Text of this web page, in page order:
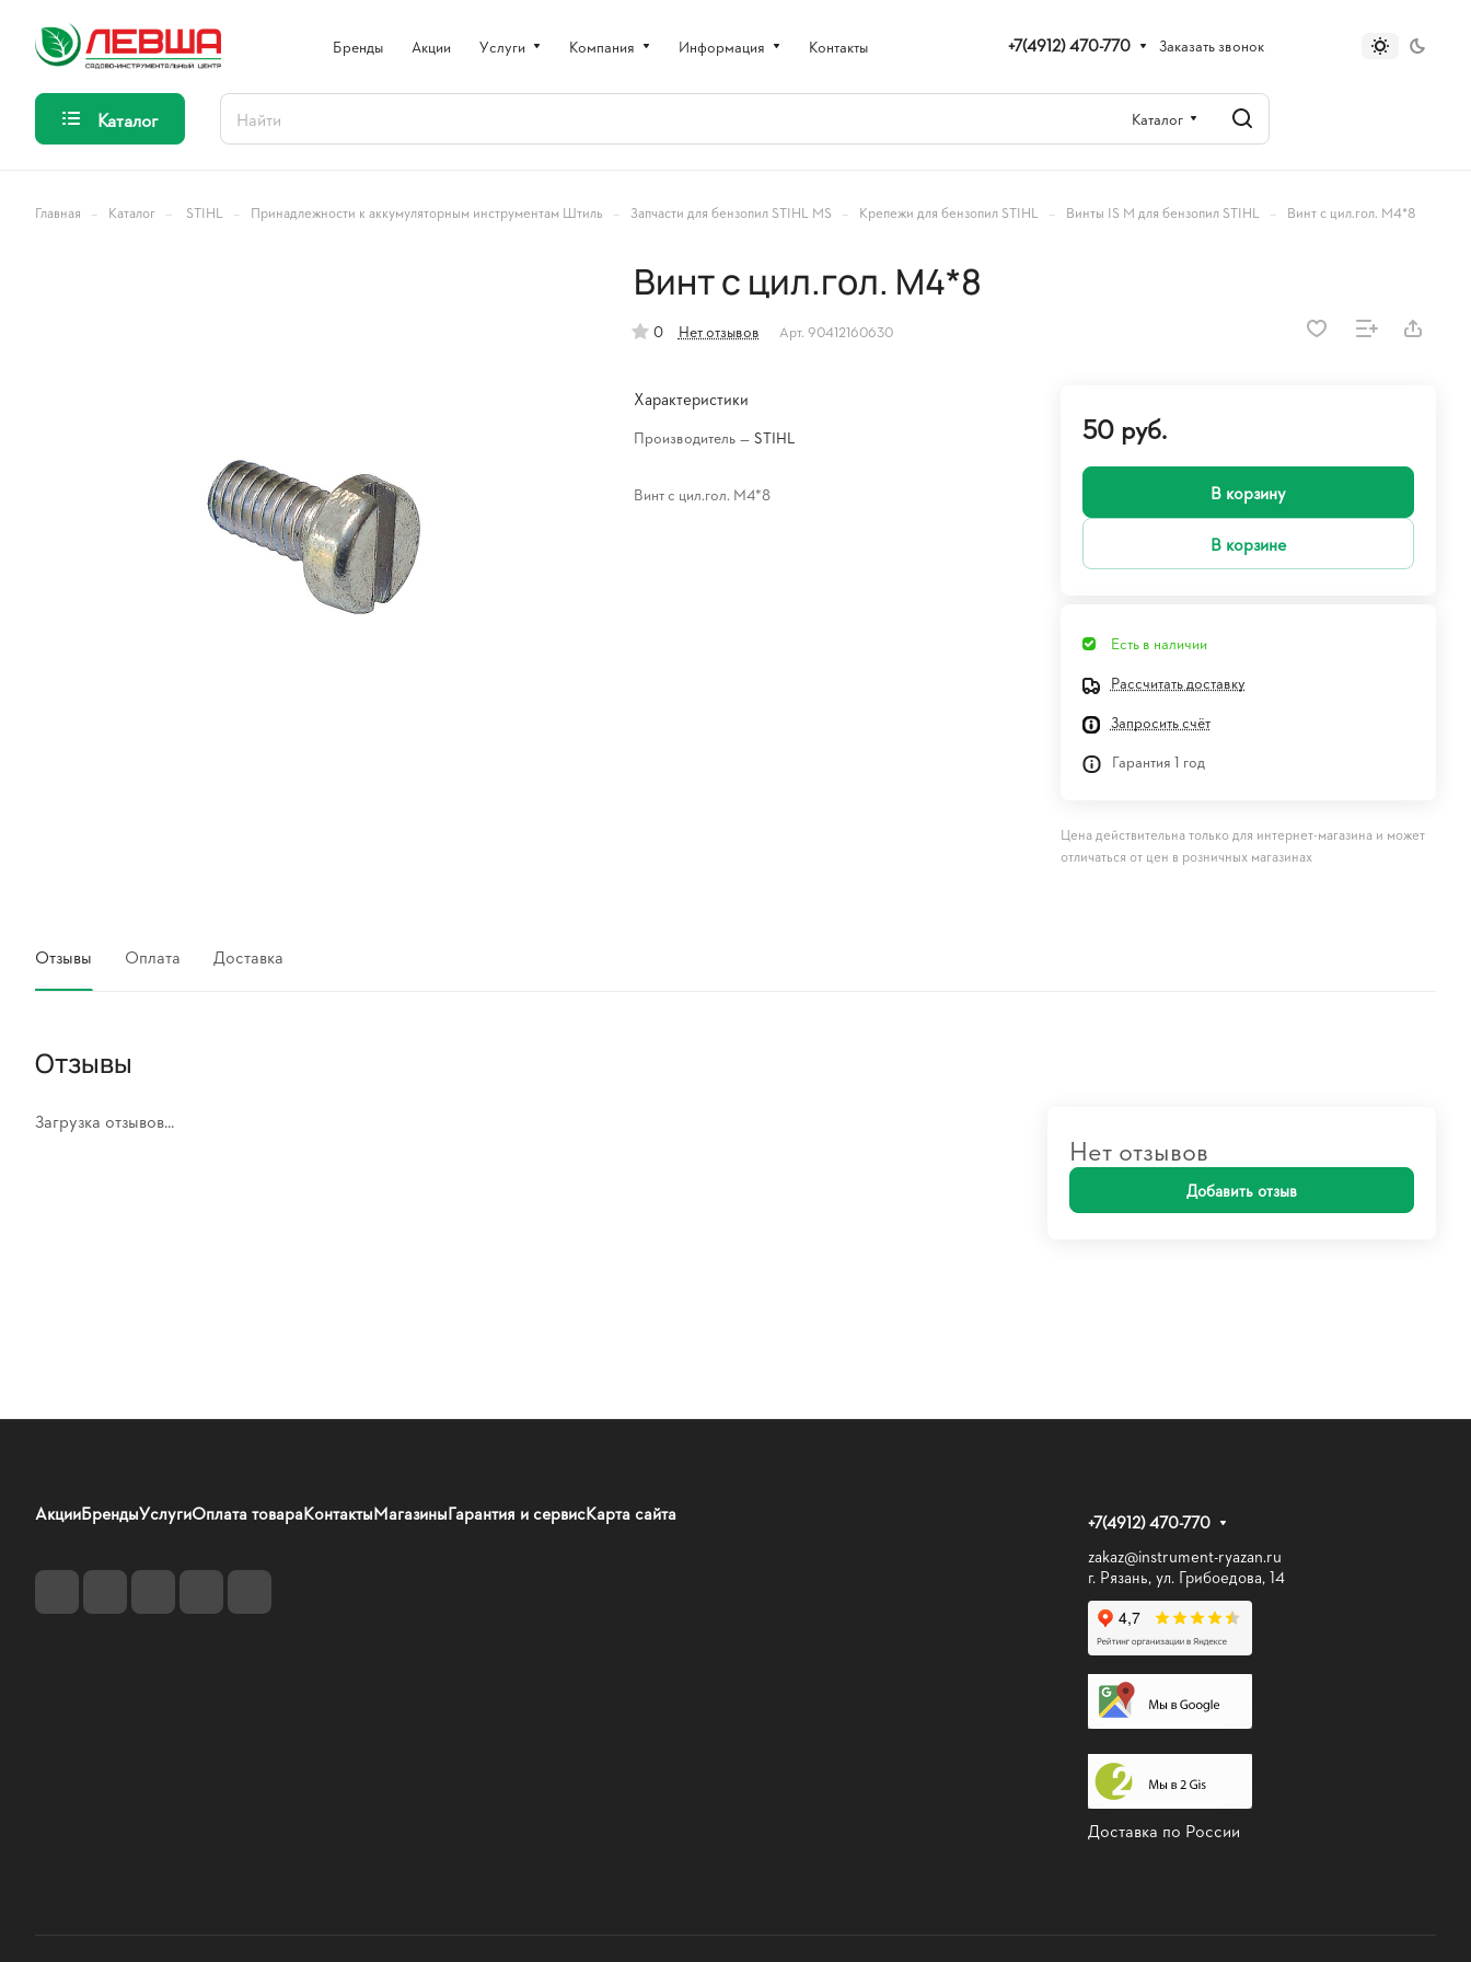
Бренды Акции Услуги Компания Информация Контакты +7(4912) 470-770 Заказать звонок
Каталог Каталог
Главная – Каталог – STIHL – Принадлежности к аккумуляторным инструментам Штиль – Запчасти для бензопил STIHL MS – Крепежи для бензопил STIHL – Винты IS M для бензопил STIHL – Винт с цил.гол. М4*8
Винт с цил.гол. М4*8
0 Нет отзывов Арт. 90412160630
Характеристики
Производитель — STIHL
Винт с цил.гол. М4*8
50 руб.
В корзину
В корзине
Есть в наличии
Рассчитать доставку
Запросить счёт
Гарантия 1 год
Цена действительна только для интернет-магазина и может
отличаться от цен в розничных магазинах
Отзывы Оплата Доставка
Отзывы
Загрузка отзывов...
Нет отзывов
Добавить отзыв
АкцииБрендыУслугиОплата товараКонтактыМагазиныГарантия и сервисКарта сайта
+7(4912) 470-770
zakaz@instrument-ryazan.ru
г. Рязань, ул. Грибоедова, 14
Доставка по России